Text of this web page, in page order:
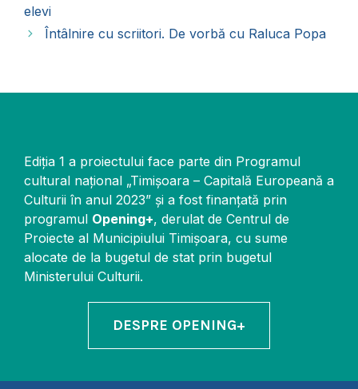
elevi
Întâlnire cu scriitori. De vorbă cu Raluca Popa
Ediţia 1 a proiectului face parte din Programul
cultural național „Timișoara – Capitală Europeană a
Culturii în anul 2023” și a fost finanțată prin
programul Opening+, derulat de Centrul de
Proiecte al Municipiului Timișoara, cu sume
alocate de la bugetul de stat prin bugetul
Ministerului Culturii.
DESPRE OPENING+